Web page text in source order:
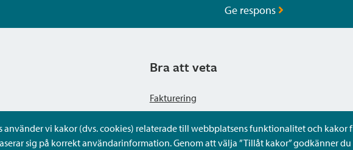
använder vi kakor (dvs. cookies) relaterade till webbplatsens funktionalitet och
sig på korrekt användarinformation. Genom att välja ”Tillåt kakor” godkänner
Ge respons
Bra att veta
Fakturering
Dataskyddsbeskrivning